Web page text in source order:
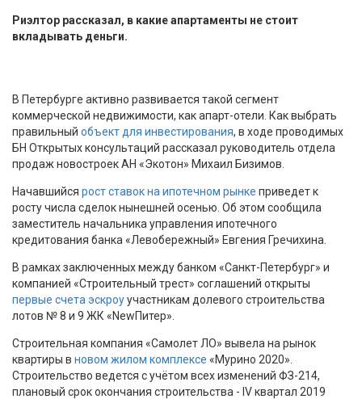
Риэлтор рассказал, в какие апартаменты не стоит
вкладывать деньги.
В Петербурге активно развивается такой сегмент
коммерческой недвижимости, как апарт-отели. Как выбрать
правильный объект для инвестирования, в ходе проводимых
БН Открытых консультаций рассказал руководитель отдела
продаж новостроек АН «Экотон» Михаил Бизимов.
Начавшийся рост ставок на ипотечном рынке приведет к
росту числа сделок нынешней осенью. Об этом сообщила
заместитель начальника управления ипотечного
кредитования банка «Левобережный» Евгения Гречихина.
В рамках заключенных между банком «Санкт-Петербург» и
компанией «Строительный трест» соглашений открыты
первые счета эскроуучастникам долевого строительства
лотов № 8 и 9 ЖК «NewПитер».
Строительная компания «Самолет ЛО» вывела на рынок
квартиры в новом жилом комплексе «Мурино 2020».
Строительство ведется с учётом всех изменений ФЗ-214,
плановый срок окончания строительства - IV квартал 2019